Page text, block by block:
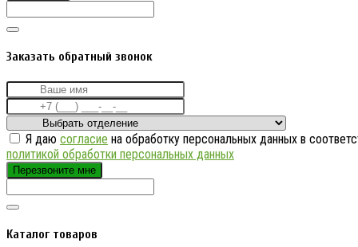
Заказать обратный звонок
Я даю согласие на обработку персональных данных в
политикой обработки персональных данных
Перезвоните мне
Каталог товаров